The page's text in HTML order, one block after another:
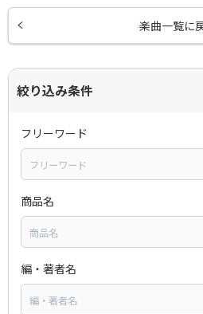
楽曲一覧に
絞り込み条件
フリーワード
商品名
編・著者名